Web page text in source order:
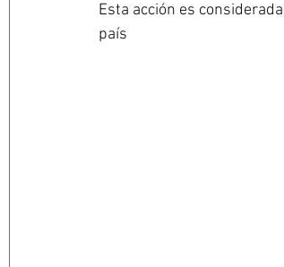
Esta acción es
país